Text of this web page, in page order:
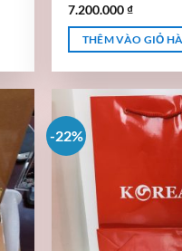
7.200.000₫
THÊM VÀO GIỎ
-22%